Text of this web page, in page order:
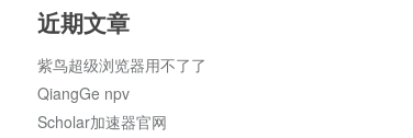
近期文章
紫鸟超级浏览器用不了了
QiangGe npv
Scholar加速器官网